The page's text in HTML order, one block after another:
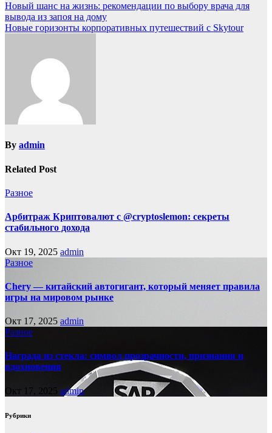
Новый шанс на жизнь: рекомендации по выбору врача для
вывода из запоя на дому
Новые горизонты корпоративных путешествий с Skytour
By admin
Related Post
Разное
Арбитраж Криптовалют с @cryptoslemon: секреты
стабильного дохода
Окт 19, 2025 admin
Разное
Chery — китайский автогигант, который меняет правила
игры на мировом рынке
Окт 17, 2025 admin
Разное
Награда из стекла: символ прозрачности, признания и
вдохновения
Окт 17, 2025 admin
Рубрики